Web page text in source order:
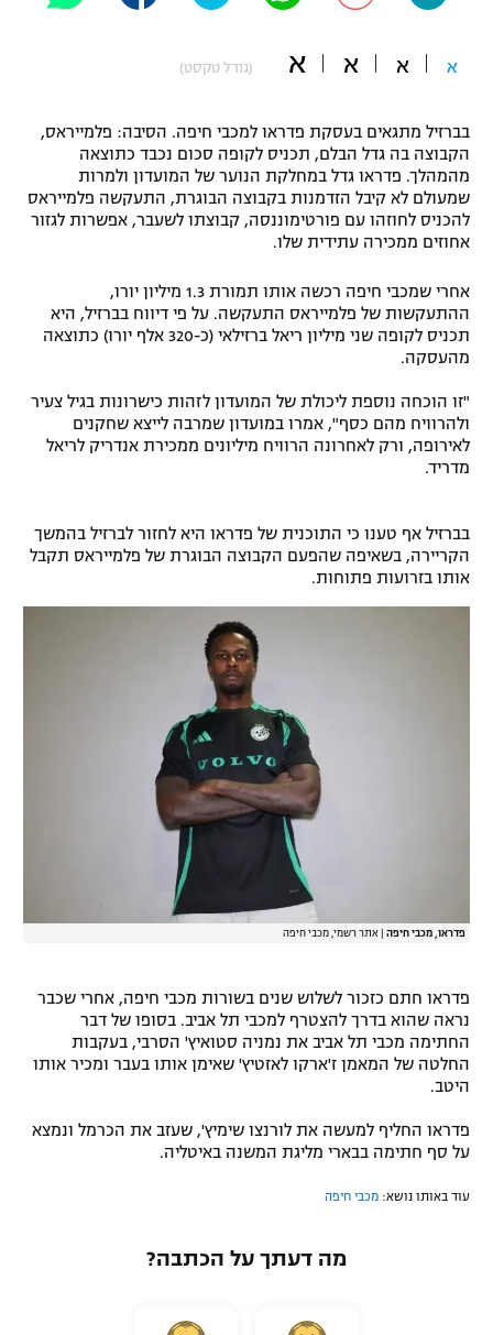
תקנון משתתפים וזוכים בפרסים
תקנון עבור פעילות אלקטרה
טניס
גיימינג E-Sports
תנאי שימוש
מדיניות פרטיות
תקנון פעילות ספורט 1
הצטרפות לחבילת הערוצים
כדורמים
פוטבול אמריקאי NFL
ספורט אתגרי ואקסטרים
אומנויות לחימה
גיימינג E-Sports
א א א א (גודל טקסט)
בברזיל מתגאים בעסקת פדראו למכבי חיפה. הסיבה: פלמייראס,
הקבוצה בה גדל הבלם, תכניס לקופה סכום נכבד כתוצאה
מהמהלך. פדראו גדל במחלקת הנוער של המועדון ולמרות
שמעולם לא קיבל הזדמנות בקבוצה הבוגרת, התעקשה פלמייראס
להכניס לחוזהו עם פורטימוננסה, קבוצתו לשעבר, אפשרות לגזור
אחוזים ממכירה עתידית שלו.
אחרי שמכבי חיפה רכשה אותו תמורת 1.3 מיליון יורו,
ההתעקשות של פלמייראס התעקשה. על פי דיווח בברזיל, היא
תכניס לקופה שני מיליון ריאל ברזילאי (כ-320 אלף יורו) כתוצאה
מהעסקה.
"זו הוכחה נוספת ליכולת של המועדון לזהות כישרונות בגיל צעיר
ולהרוויח מהם כסף", אמרו במועדון שמרבה לייצא שחקנים
לאירופה, ורק לאחרונה הרוויח מיליונים ממכירת אנדריק לריאל
מדריד.
בברזיל אף טענו כי התוכנית של פדראו היא לחזור לברזיל בהמשך
הקריירה, בשאיפה שהפעם הקבוצה הבוגרת של פלמייראס תקבל
אותו בזרועות פתוחות.
פדראו, מכבי חיפה אתר רשמי, מכבי חיפה
פדראו חתם כזכור לשלוש שנים בשורות מכבי חיפה, אחרי שכבר
נראה שהוא בדרך להצטרף למכבי תל אביב. בסופו של דבר
החתימה מכבי תל אביב את נמניה סטואיץ' הסרבי, בעקבות
החלטה של המאמן ז'ארקו לאזטיץ' שאימן אותו בעבר ומכיר אותו
היטב.
פדראו החליף למעשה את לורנצו שימיץ', שעזב את הכרמל ונמצא
על סף חתימה בבארי מליגת המשנה באיטליה.
עוד באותו נושא: מכבי חיפה
מה דעתך על הכתבה?